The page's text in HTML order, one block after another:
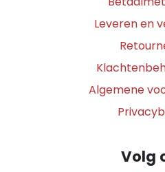
Leveren en
Algemene
Volg